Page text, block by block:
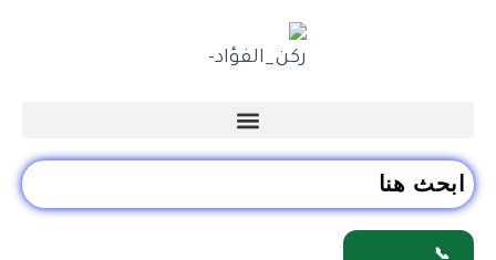
📞